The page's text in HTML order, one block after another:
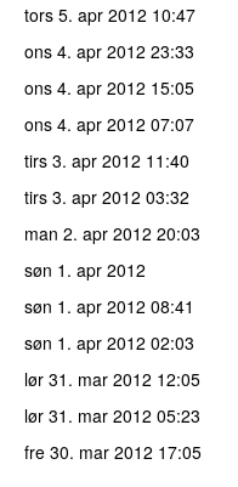
tors 5. apr 2012 10:47
ons 4. apr 2012 23:33
ons 4. apr 2012 15:05
ons 4. apr 2012 07:07
tirs 3. apr 2012 11:40
tirs 3. apr 2012 03:32
man 2. apr 2012 20:03
søn 1. apr 2012
søn 1. apr 2012 08:41
søn 1. apr 2012 02:03
lør 31. mar 2012 12:05
lør 31. mar 2012 05:23
fre 30. mar 2012 17:05